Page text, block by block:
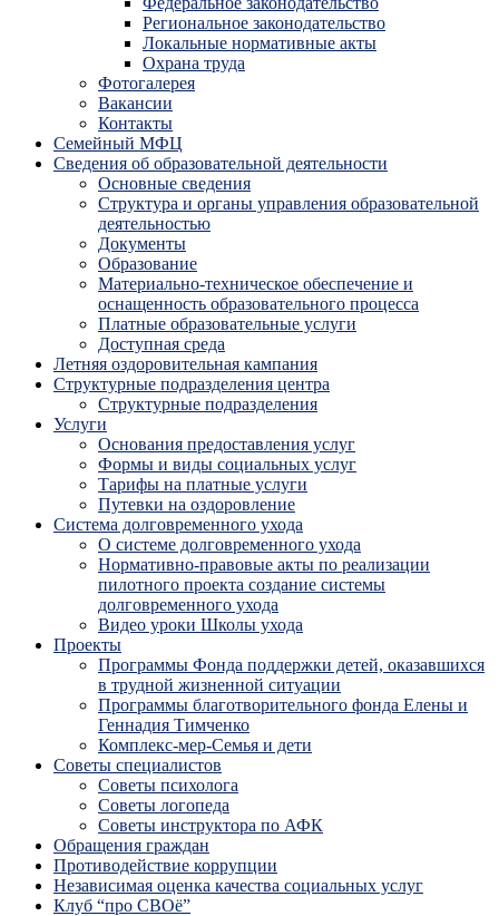
Региональное законодательство
Локальные нормативные акты
Охрана труда
Фотогалерея
Вакансии
Контакты
Семейный МФЦ
Сведения об образовательной деятельности
Основные сведения
Структура и органы управления образовательной
деятельностью
Документы
Образование
Материально-техническое обеспечение и
оснащенность образовательного процесса
Платные образовательные услуги
Доступная среда
Летняя оздоровительная кампания
Структурные подразделения центра
Структурные подразделения
Услуги
Основания предоставления услуг
Формы и виды социальных услуг
Тарифы на платные услуги
Путевки на оздоровление
Система долговременного ухода
О системе долговременного ухода
Нормативно-правовые акты по реализации
пилотного проекта создание системы
долговременного ухода
Видео уроки Школы ухода
Проекты
Программы Фонда поддержки детей, оказавшихся
в трудной жизненной ситуации
Программы благотворительного фонда Елены и
Геннадия Тимченко
Комплекс-мер-Семья и дети
Советы специалистов
Советы психолога
Советы логопеда
Советы инструктора по АФК
Обращения граждан
Противодействие коррупции
Независимая оценка качества социальных услуг
Клуб “про СВОё”